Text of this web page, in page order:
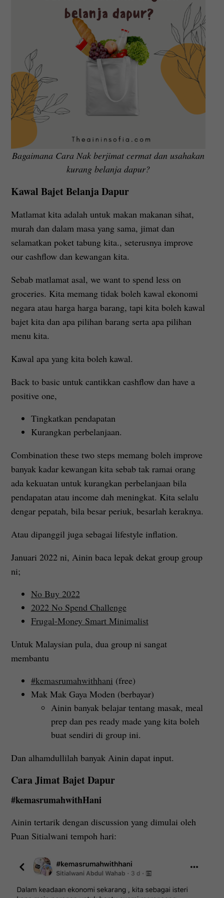
Bagaimana Cara Nak berjimat cermat dan usahakan
kurang belanja dapur?
Kawal Bajet Belanja Dapur
Matlamat kita adalah untuk makan makanan sihat,
murah dan dalam masa yang sama, jimat dan
selamatkan poket tabung kita., seterusnya improve
our cashflow dan kewangan kita.
Sebab matlamat asal, we want to spend less on
groceries. Kita memang tidak boleh kawal ekonomi
negara atau harga harga barang, tapi kita boleh kawal
bajet kita dan apa pilihan barang serta apa pilihan
menu kita.
Kawal apa yang kita boleh kawal.
Back to basic untuk cantikkan cashflow dan have a
positive one,
Tingkatkan pendapatan
Kurangkan perbelanjaan.
Combination these two steps memang boleh improve
banyak kadar kewangan kita sebab tak ramai orang
ada kekuatan untuk kurangkan perbelanjaan bila
pendapatan atau income dah meningkat. Kita selalu
dengar pepatah, bila besar periuk, besarlah keraknya.
Atau dipanggil juga sebagai lifestyle inflation.
Januari 2022 ni, Ainin baca lepak dekat group group
ni;
No Buy 2022
2022 No Spend Challenge
Frugal-Money Smart Minimalist
Untuk Malaysian pula, dua group ni sangat
membantu
#kemasrumahwithhani (free)
Mak Mak Gaya Moden (berbayar)
Ainin banyak belajar tentang masak, meal
prep dan pes ready made yang kita boleh
buat sendiri di group ini.
Dan alhamdullilah banyak Ainin dapat input.
Cara Jimat Bajet Dapur
#kemasrumahwithHani
Ainin tertarik dengan discussion yang dimulai oleh
Puan Sitialwani tempoh hari: